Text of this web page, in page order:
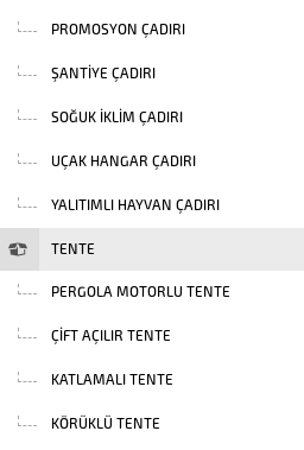
PROMOSYON ÇADIRI
ŞANTIYE ÇADIRI
SOĞUK İKLIM ÇADIRI
UÇAK HANGAR ÇADIRI
YALITIMLI HAYVAN ÇADIRI
TENTE
PERGOLA MOTORLU TENTE
ÇIFT AÇILIR TENTE
KATLAMALI TENTE
KÖRÜKLÜ TENTE